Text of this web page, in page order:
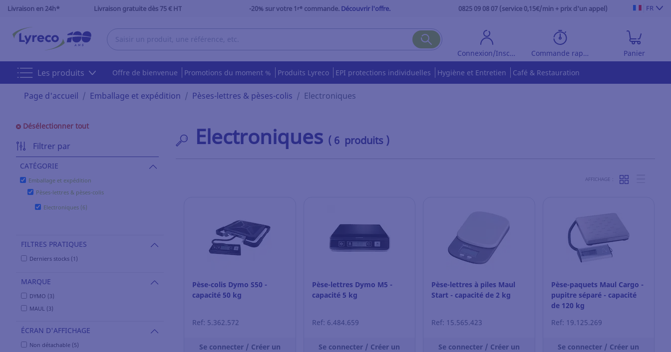
Livraison en 24h* Livraison gratuite dès 75 € HT -20% sur votre 1ʳᵉ commande. Découvrir l'offre. 0825 09 08 07 (service 0,15€/min + prix d'un appel) FR
Connexion/Inscription Commande rapide Panier
Les produits Offre de bienvenue Promotions du moment % Produits Lyreco EPI protections individuelles Hygiène et Entretien Café & Restauration
Page d'accueil Emballage et expédition Pèses-lettres & pèses-colis Electroniques
Désélectionner tout
Filtrer par
CATÉGORIE
Emballage et expédition
Pèses-lettres & pèses-colis
Electroniques (6)
FILTRES PRATIQUES
Derniers stocks (1)
MARQUE
DYMO (3)
MAUL (3)
ÉCRAN D'AFFICHAGE
Non détachable (5)
Electroniques ( 6 produits )
AFFICHAGE :
Pèse-colis Dymo S50 -
capacité 50 kg
Ref: 5.362.572
Se connecter / Créer un
Pèse-lettres Dymo M5 -
capacité 5 kg
Ref: 6.484.659
Se connecter / Créer un
Pèse-lettres à piles Maul
Start - capacité de 2 kg
Ref: 15.565.423
Se connecter / Créer un
Pèse-paquets Maul Cargo -
pupitre séparé - capacité
de 120 kg
Ref: 19.125.269
Se connecter / Créer un